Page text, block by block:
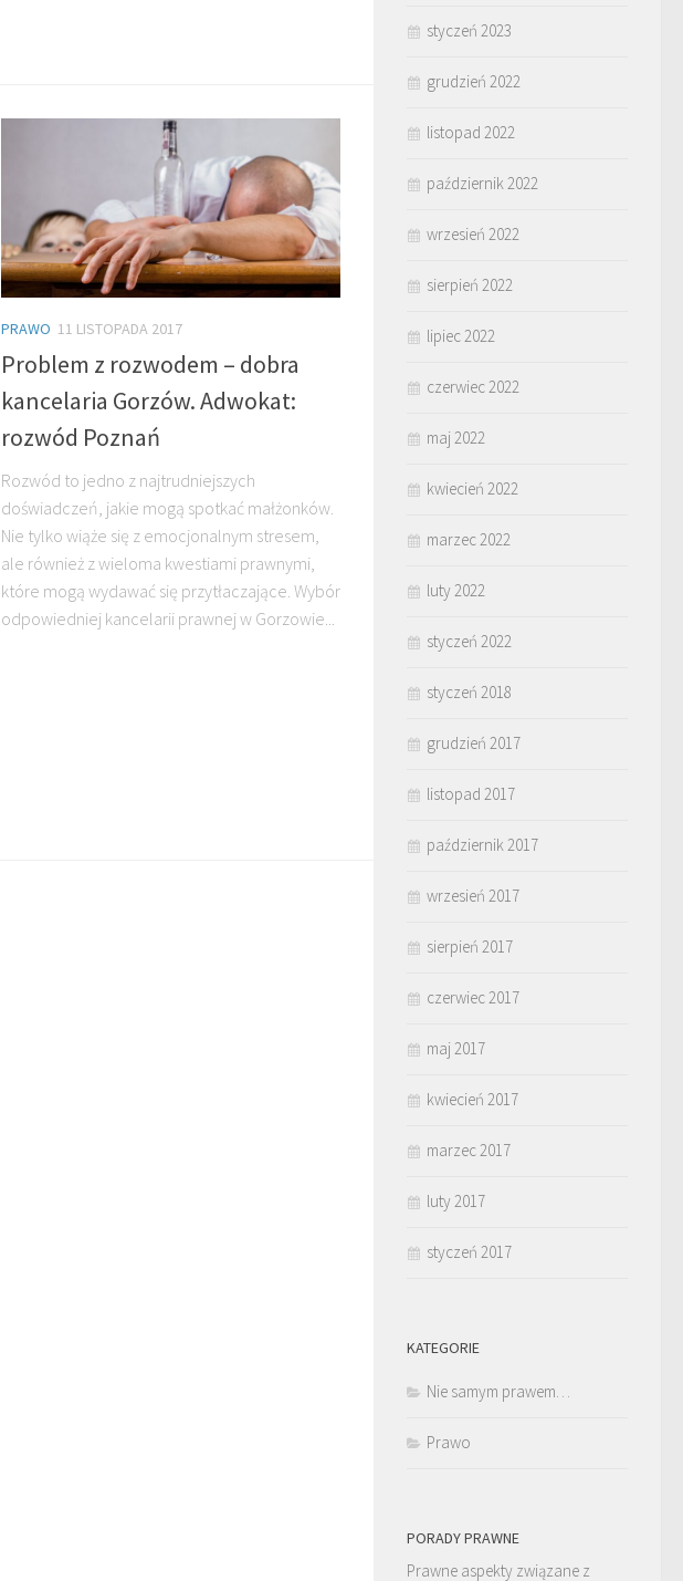
PRAWO 11 LISTOPADA 2017
Problem z rozwodem – dobra
kancelaria Gorzów. Adwokat:
rozwód Poznań
Rozwód to jedno z najtrudniejszych
doświadczeń, jakie mogą spotkać małżonków.
Nie tylko wiąże się z emocjonalnym stresem,
ale również z wieloma kwestiami prawnymi,
które mogą wydawać się przytłaczające. Wybór
odpowiedniej kancelarii prawnej w Gorzowie...
styczeń 2023
grudzień 2022
listopad 2022
październik 2022
wrzesień 2022
sierpień 2022
lipiec 2022
czerwiec 2022
maj 2022
kwiecień 2022
marzec 2022
luty 2022
styczeń 2022
styczeń 2018
grudzień 2017
listopad 2017
październik 2017
wrzesień 2017
sierpień 2017
czerwiec 2017
maj 2017
kwiecień 2017
marzec 2017
luty 2017
styczeń 2017
KATEGORIE
Nie samym prawem…
Prawo
PORADY PRAWNE
Prawne aspekty związane z